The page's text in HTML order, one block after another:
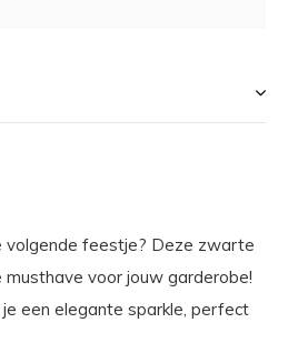
volgende feestje? Deze zwarte
voor jouw garderobe!
een elegante sparkle, perfect